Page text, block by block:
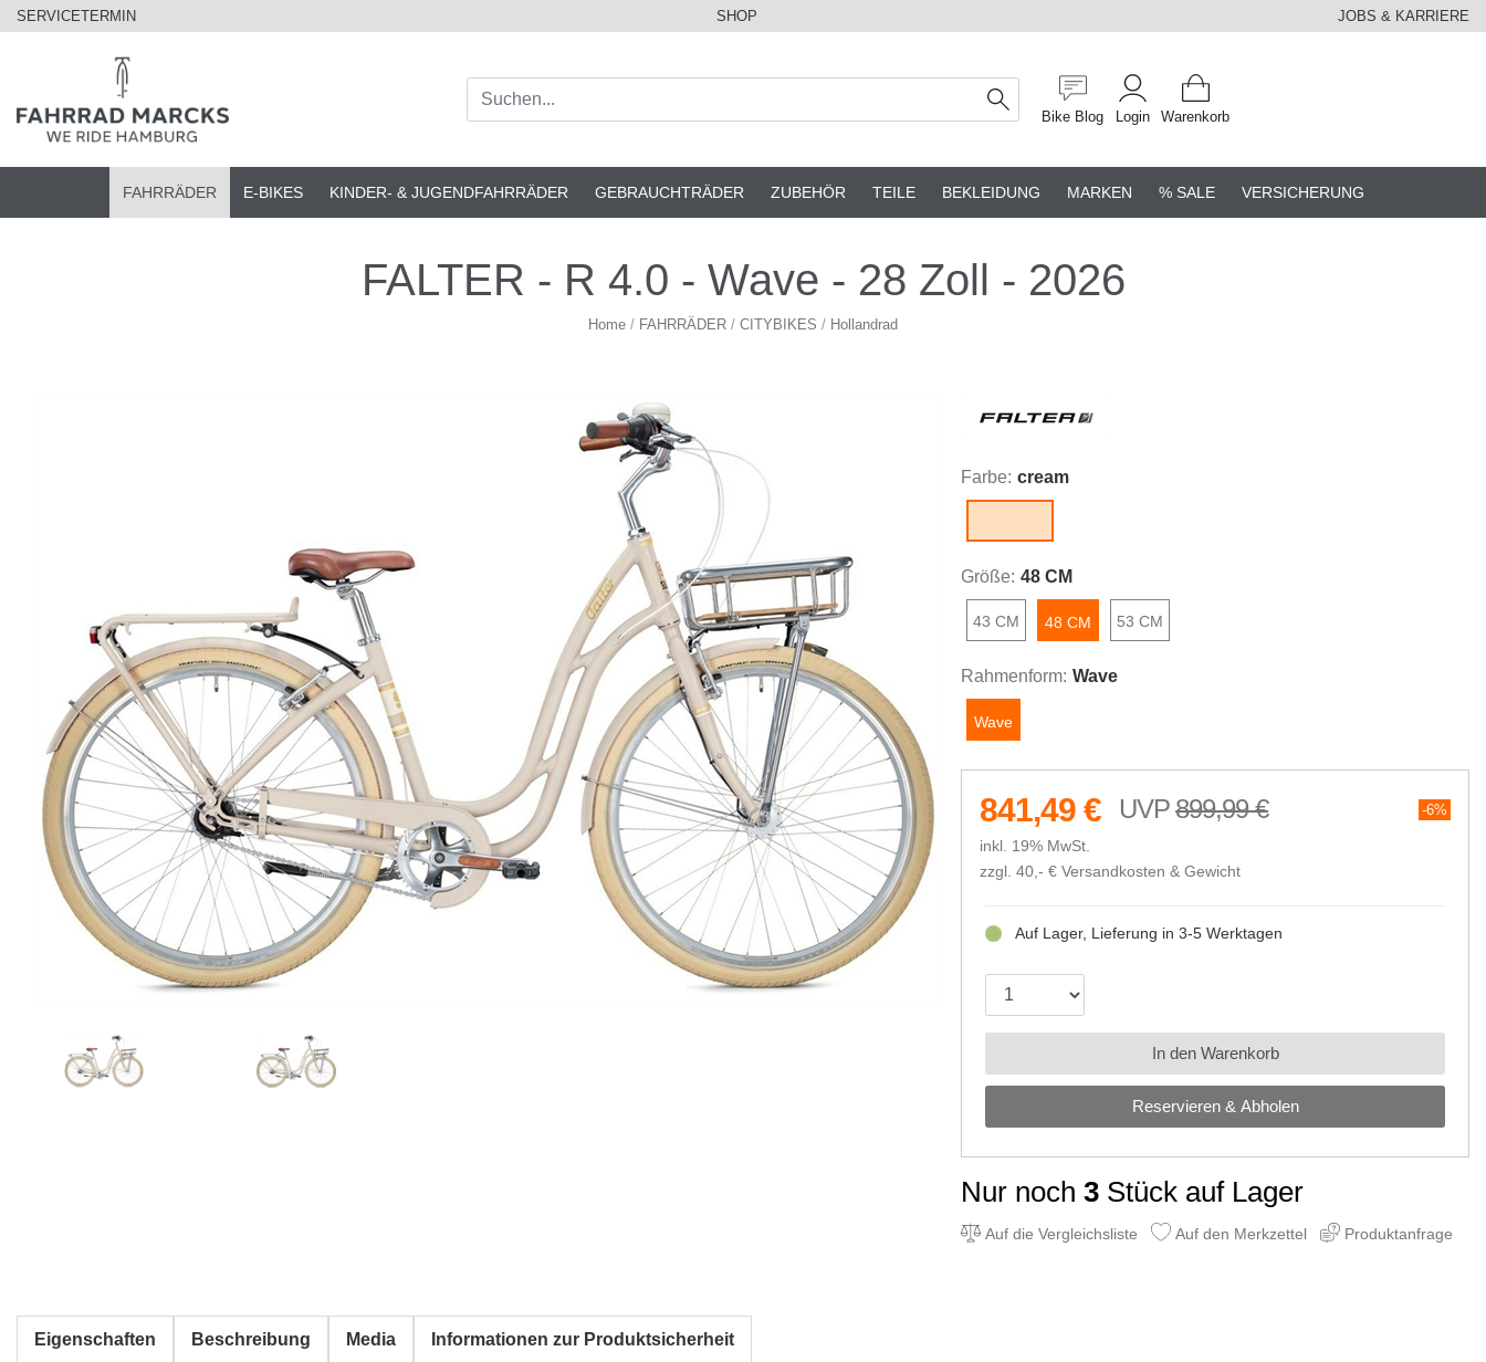
SERVICETERMIN SHOP JOBS & KARRIERE
Bike Blog Login Warenkorb
FAHRRÄDER E-BIKES KINDER- & JUGENDFAHRRÄDER GEBRAUCHTRÄDER ZUBEHÖR TEILE BEKLEIDUNG MARKEN % SALE VERSICHERUNG
FALTER - R 4.0 - Wave - 28 Zoll - 2026
Home / FAHRRÄDER / CITYBIKES / Hollandrad
Farbe: cream
Größe: 48 CM
43 CM 48 CM 53 CM
Rahmenform: Wave
Wave
899,99 € 6%
841,49 €
inkl. 19% MwSt.
zzgl. 40,- € Versandkosten & Gewicht
Reservieren & Abholen
Auf Lager, Lieferung in 3-5 Werktagen
In den Warenkorb
Nur noch3 Stück auf Lager
Auf die Vergleichsliste Auf den Merkzettel Produktanfrage
Eigenschaften Beschreibung Media Informationen zur Produktsicherheit